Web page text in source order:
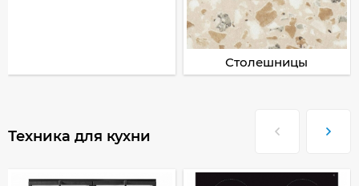
Столешницы
Техника для кухни